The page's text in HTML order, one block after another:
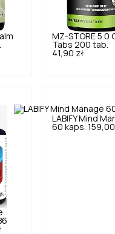
MZ-STORE 5.0
Tabs 200 tab.
41,90 zł
LABIFY Mind
60 kaps. 159,00